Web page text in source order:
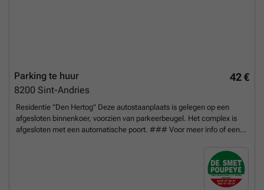
42 €
Parking te huur
8200 Sint-Andries
Residentie "Den Hertog" Deze autostaanplaats is gelegen op een
afgesloten binnenkoer, voorzien van parkeerbeugel. Het complex is
afgesloten met een automatische poort. ### Voor meer info of een
Hoefijzerlaan 1 (´t Zand) Brugge. Autostaanplaats 16 Contract
Meer weten?